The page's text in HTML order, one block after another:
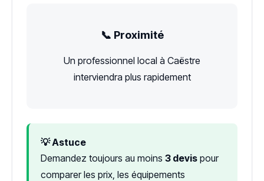
📞 Proximité
Un professionnel local à Caëstre
interviendra plus rapidement
💡 Astuce
Demandez toujours au moins 3 devis pour
comparer les prix, les équipements